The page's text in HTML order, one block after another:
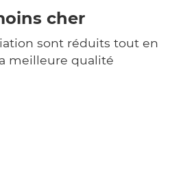
cher
sont réduits tout en
meilleure qualité